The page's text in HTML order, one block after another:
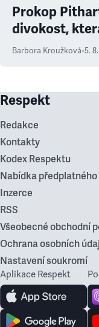
Prokop
divokost,
Barbora Kroužková•5.
Respekt
Redakce
Kontakty
Kodex Respektu
Nabídka předplatného
Inzerce
RSS
Všeobecné obchodní
Ochrana osobních
Nastavení soukromí
Aplikace Respekt